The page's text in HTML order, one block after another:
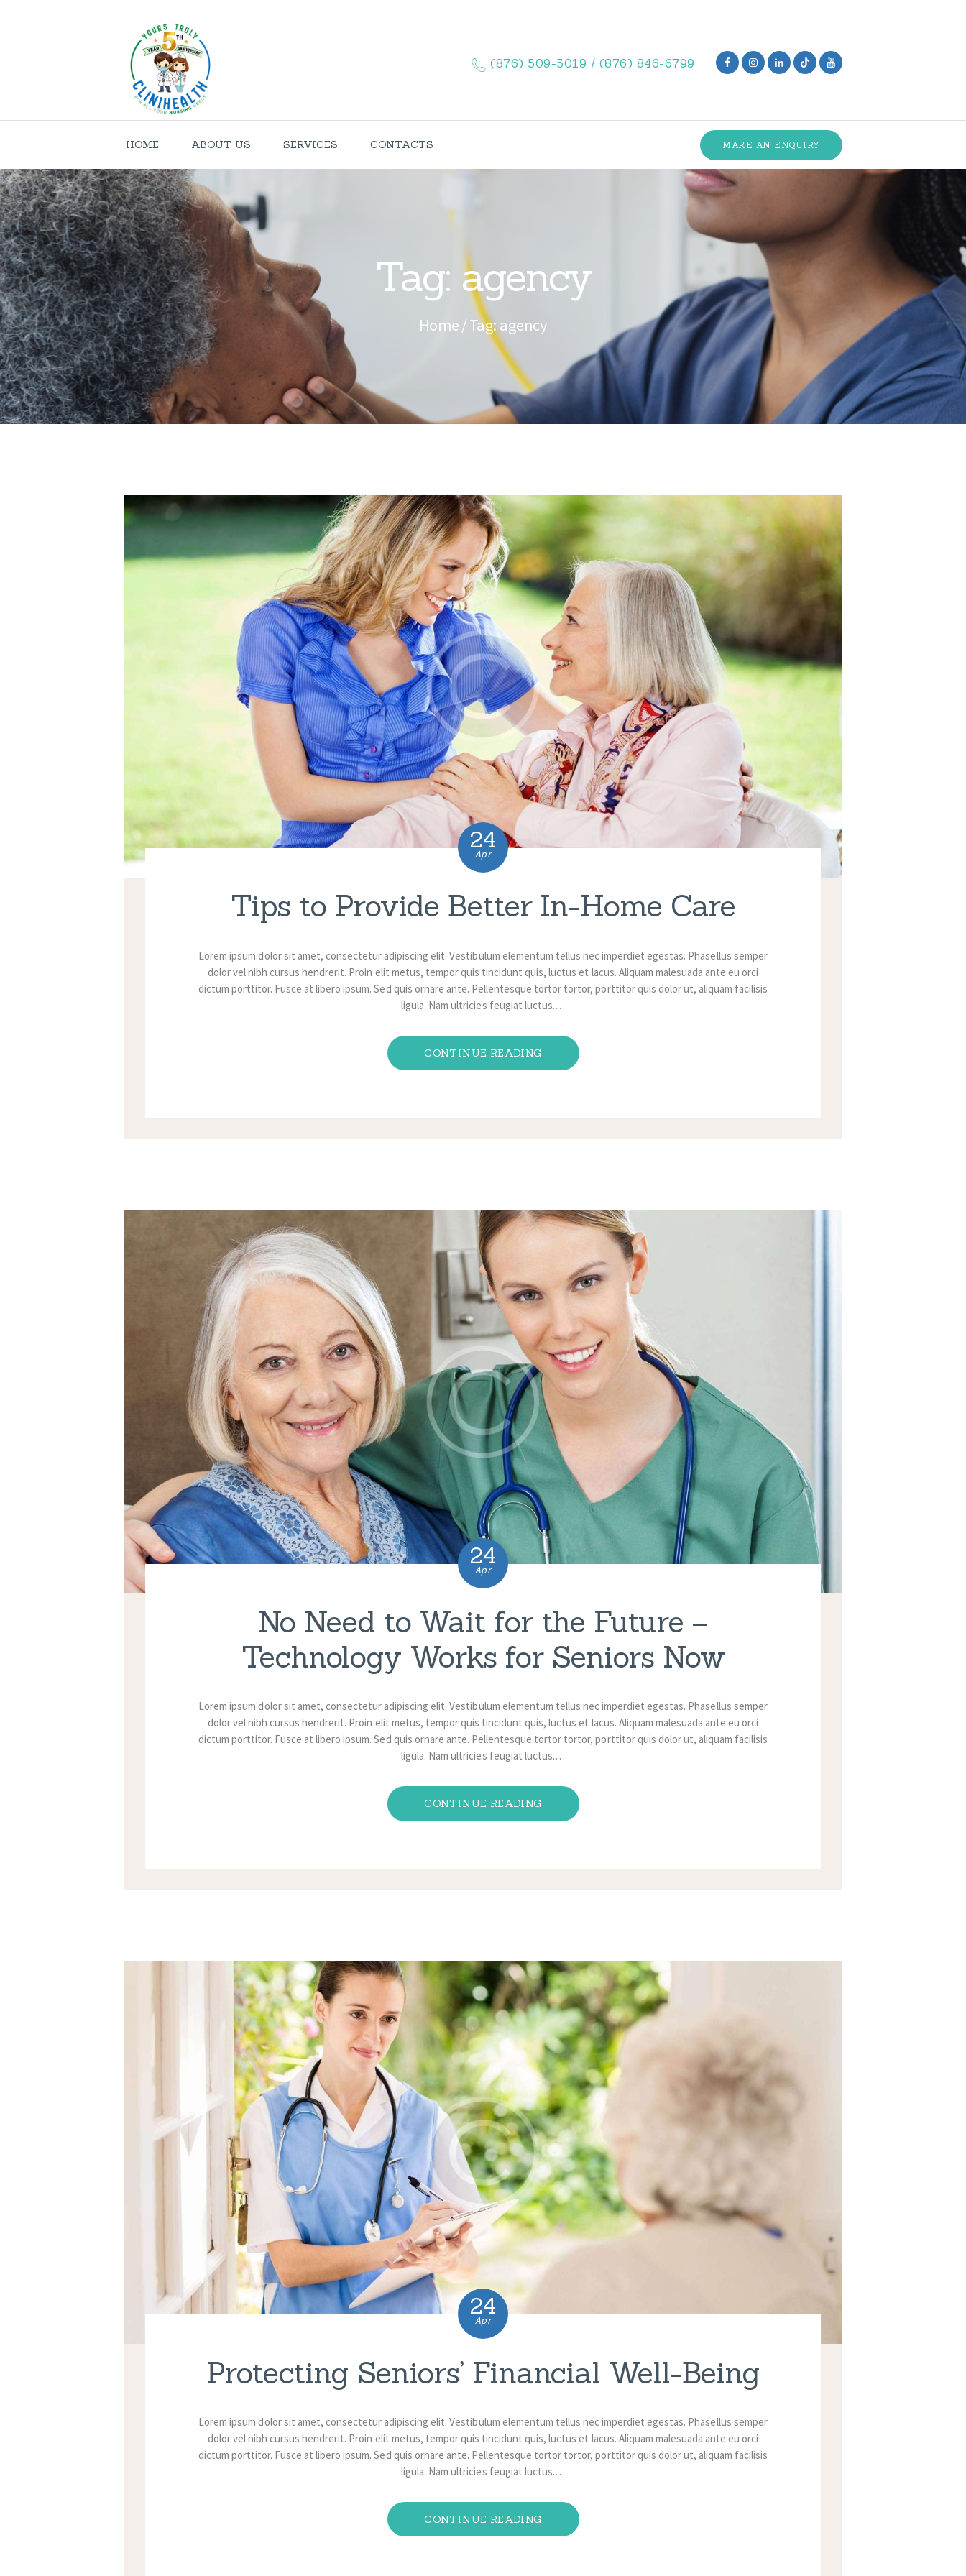
(876) 509-5019 / (876) 846-6799
HOME ABOUT US SERVICES CONTACTS MAKE AN ENQUIRY
Tag: agency
Home Tag: agency
ABOUT US
CONTACTS
24
Apr
Tips to Provide Better In-Home Care
Lorem ipsum dolor sit amet, consectetur adipiscing elit. Vestibulum elementum tellus nec imperdiet egestas. Phasellus semper
dolor vel nibh cursus hendrerit. Proin elit metus, tempor quis tincidunt quis, luctus et lacus. Aliquam malesuada ante eu orci
dictum porttitor. Fusce at libero ipsum. Sed quis ornare ante. Pellentesque tortor tortor, porttitor quis dolor ut, aliquam facilisis
ligula. Nam ultricies feugiat luctus.…
CONTINUE READING
24
Apr
No Need to Wait for the Future –
Technology Works for Seniors Now
Lorem ipsum dolor sit amet, consectetur adipiscing elit. Vestibulum elementum tellus nec imperdiet egestas. Phasellus semper
dolor vel nibh cursus hendrerit. Proin elit metus, tempor quis tincidunt quis, luctus et lacus. Aliquam malesuada ante eu orci
dictum porttitor. Fusce at libero ipsum. Sed quis ornare ante. Pellentesque tortor tortor, porttitor quis dolor ut, aliquam facilisis
ligula. Nam ultricies feugiat luctus.…
CONTINUE READING
24
Apr
Protecting Seniors’ Financial Well-Being
Lorem ipsum dolor sit amet, consectetur adipiscing elit. Vestibulum elementum tellus nec imperdiet egestas. Phasellus semper
dolor vel nibh cursus hendrerit. Proin elit metus, tempor quis tincidunt quis, luctus et lacus. Aliquam malesuada ante eu orci
dictum porttitor. Fusce at libero ipsum. Sed quis ornare ante. Pellentesque tortor tortor, porttitor quis dolor ut, aliquam facilisis
ligula. Nam ultricies feugiat luctus.…
CONTINUE READING